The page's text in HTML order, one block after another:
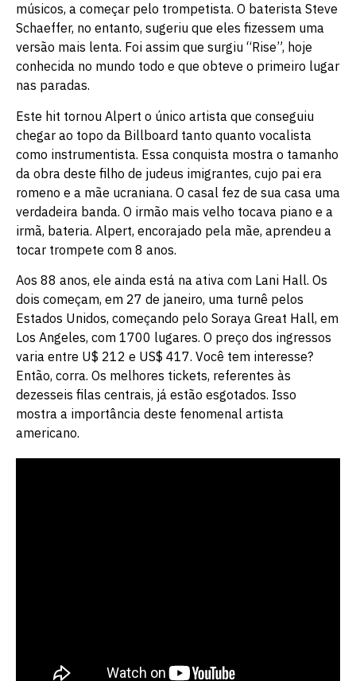
músicos, a começar pelo trompetista. O baterista Steve
Schaeffer, no entanto, sugeriu que eles fizessem uma
versão mais lenta. Foi assim que surgiu “Rise”, hoje
conhecida no mundo todo e que obteve o primeiro lugar
nas paradas.
Este hit tornou Alpert o único artista que conseguiu
chegar ao topo da Billboard tanto quanto vocalista
como instrumentista. Essa conquista mostra o tamanho
da obra deste filho de judeus imigrantes, cujo pai era
romeno e a mãe ucraniana. O casal fez de sua casa uma
verdadeira banda. O irmão mais velho tocava piano e a
irmã, bateria. Alpert, encorajado pela mãe, aprendeu a
tocar trompete com 8 anos.
Aos 88 anos, ele ainda está na ativa com Lani Hall. Os
dois começam, em 27 de janeiro, uma turnê pelos
Estados Unidos, começando pelo Soraya Great Hall, em
Los Angeles, com 1700 lugares. O preço dos ingressos
varia entre U$ 212 e US$ 417. Você tem interesse?
Então, corra. Os melhores tickets, referentes às
dezesseis filas centrais, já estão esgotados. Isso
mostra a importância deste fenomenal artista
americano.